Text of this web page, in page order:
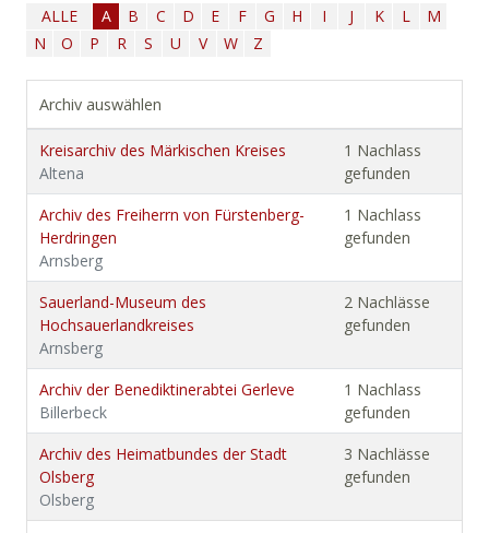
ALLE A B C D E F G H I J K L
M
N
O P R S U V W Z
Archiv auswählen
Kreisarchiv des Märkischen Kreises
Altena
1 Nachlass
gefunden
Archiv des Freiherrn von Fürstenberg-
Herdringen
Arnsberg
1 Nachlass
gefunden
Sauerland-Museum des
Hochsauerlandkreises
Arnsberg
2 Nachlässe
gefunden
Archiv der Benediktinerabtei Gerleve
Billerbeck
1 Nachlass
gefunden
Archiv des Heimatbundes der Stadt
Olsberg
Olsberg
3 Nachlässe
gefunden